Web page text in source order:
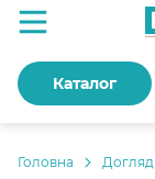
Каталог
Головнa Догляд